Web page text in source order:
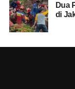
Dua
di